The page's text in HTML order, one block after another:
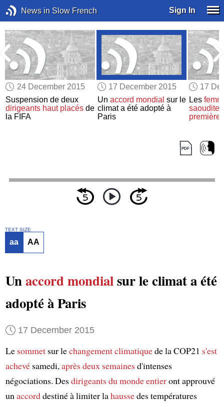
News in Slow French Sign In
24 December 2015
Suspension de deux
dirigeants haut placés de
la FIFA
17 December 2015
Un accord mondial sur le
climat a été adopté à
Paris
17
Les
saoudite
première
TEXT SIZE
aa AA
Unaccord mondialsur le climat a été
adopté à Paris
17 December 2015
Le sommetsur lechangement climatiquede la COP21 s'est
achevésamedi,après deux semainesd'intenses
négociations. Desdirigeants du monde entieront approuvé
unaccorddestiné à limiter lahaussedes températures